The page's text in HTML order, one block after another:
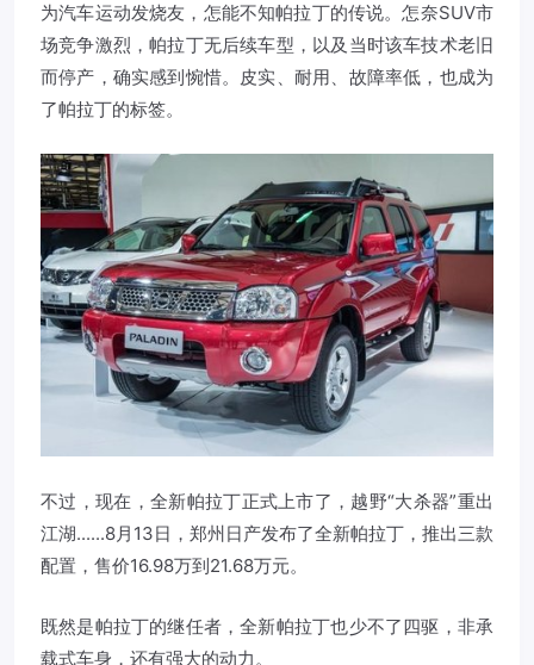
为汽车运动发烧友，怎能不知帕拉丁的传说。怎奈SUV市
场竞争激烈，帕拉丁无后续车型，以及当时该车技术老旧
而停产，确实感到惋惜。皮实、耐用、故障率低，也成为
了帕拉丁的标签。
不过，现在，全新帕拉丁正式上市了，越野“大杀器”重出
江湖......8月13日，郑州日产发布了全新帕拉丁，推出三款
配置，售价16.98万到21.68万元。
既然是帕拉丁的继任者，全新帕拉丁也少不了四驱，非承
载式车身，还有强大的动力。